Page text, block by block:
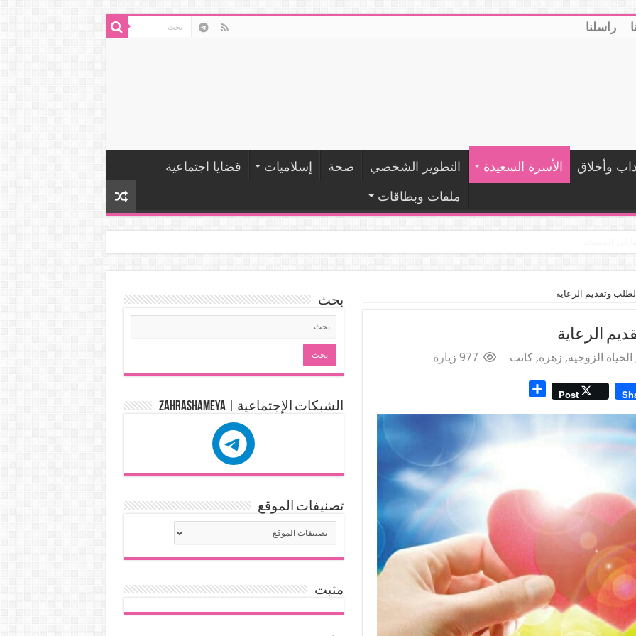
راسلنا
وأخلاق الأسرة السعيدة التطوير الشخصي صحة إسلاميات
قضايا اجتماعية
ملفات وبطاقات
في المسجد
وتقديم الرعاية
الرعاية
الحياة الزوجية, زهرة,كاتب 977 زيارة
Post
r
بحث
الشبكات الإجتماعية | zahrashameya
تصنيفات الموقع
مثبت